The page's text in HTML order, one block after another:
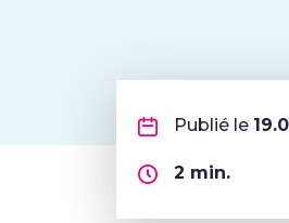
Publié le
2 min.